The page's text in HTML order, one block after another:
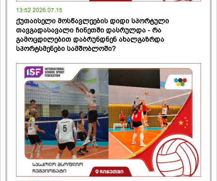
13:52 2026.07.15
ქუთაისელი მოსწავლეების დიდი სპორტული
თავგადასავალი ჩინეთში დასრულდა - რა
გამოცდილებით დაბრუნდნენ ახალგაზრდა
სპორტსმენები სამშობლოში?